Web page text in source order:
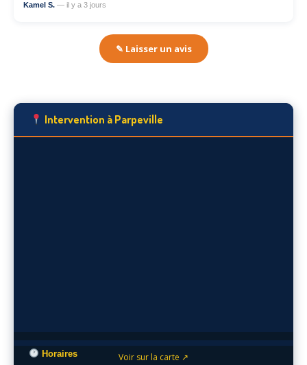
Kamel S. — il y a 3 jours
✎ Laisser un avis
Intervention à Parpeville
Voir sur la carte ↗
Horaires